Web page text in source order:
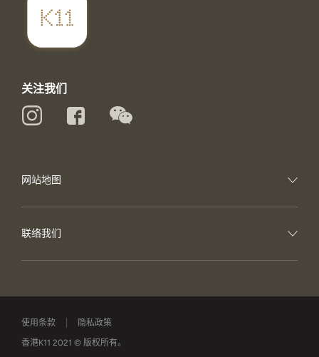
关注我们
网站地图
联络我们
使用条款
隐私政策
香港K11 2021 © 版权所有。